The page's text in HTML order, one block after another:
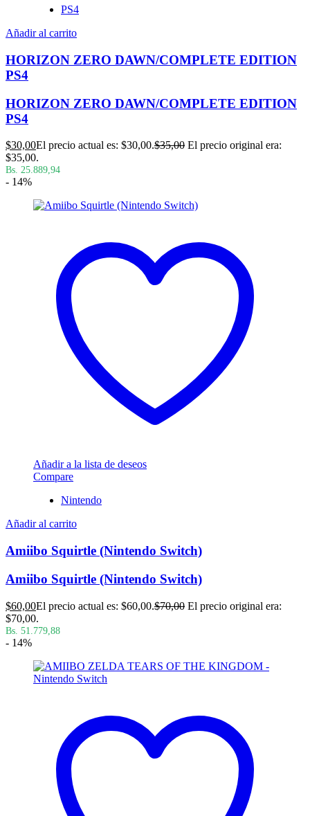
PS4
Añadir al carrito
HORIZON ZERO DAWN/COMPLETE EDITION
PS4
HORIZON ZERO DAWN/COMPLETE EDITION
PS4
$30,00El precio actual es: $30,00.$35,00 El precio original era:
$35,00.
Bs. 25.889,94
- 14%
Añadir a la lista de deseos
Compare
Nintendo
Añadir al carrito
Amiibo Squirtle (Nintendo Switch)
Amiibo Squirtle (Nintendo Switch)
$60,00El precio actual es: $60,00.$70,00 El precio original era:
$70,00.
Bs. 51.779,88
- 14%